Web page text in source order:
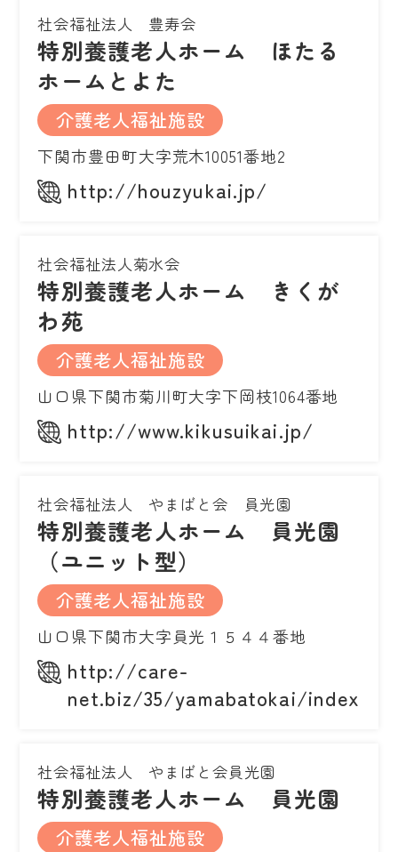
社会福祉法人 豊寿会
特別養護老人ホーム ほたる
ホームとよた
介護老人福祉施設
下関市豊田町大字荒木10051番地2
http://houzyukai.jp/
社会福祉法人菊水会
特別養護老人ホーム きくが
わ苑
介護老人福祉施設
山口県下関市菊川町大字下岡枝1064番地
http://www.kikusuikai.jp/
社会福祉法人 やまばと会 員光園
特別養護老人ホーム 員光園
（ユニット型）
介護老人福祉施設
山口県下関市大字員光１５４４番地
http://care-
net.biz/35/yamabatokai/
社会福祉法人 やまばと会員光園
特別養護老人ホーム 員光園
介護老人福祉施設